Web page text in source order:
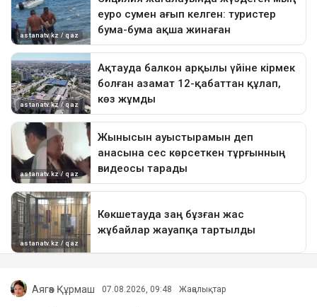
Аягөз Құрмаш 07.08.2026, 09:48 Жаңалықтар